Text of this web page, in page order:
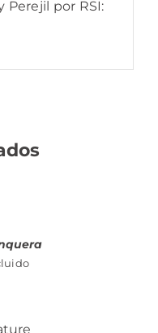
Perejil por RSI: